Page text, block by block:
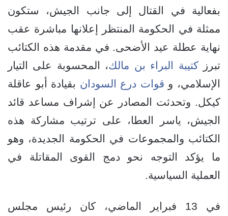
بفعالية في القتال إلى جانب الجيش، ستكون
ممثلة في الحكومة المنتظر إعلانها مباشرة عقب
نهاية عطلة عيد الأضحى. في مقدمة هذه الكتائب
تبرزكتيبة البراء بن مالك، المحسوبة على التيار
الإسلامي، و قوات درع السودان بقيادة أبو عاقلة
كيكل. وتحدثت المصادر عن إشراف مساعد قائد
الجيش، ياسر العطا، على ترتيب مشاركة هذه
الكتائب والمجموعات في الحكومة الجديدة، وهو
ما يؤكد التوجه نحو دمج القوى المقاتلة في
العملية السياسية.
في 13 فبراير الماضي، كان رئيس مجلس